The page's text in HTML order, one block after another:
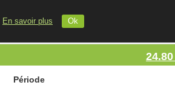
INSCRIVEZ VOTRE
En savoir plus Ok
Période